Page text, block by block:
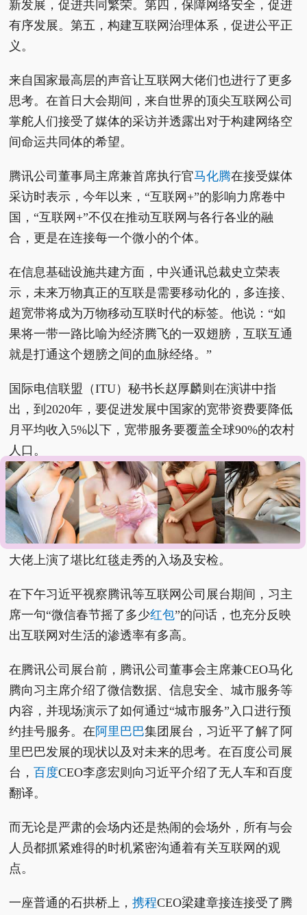
新发展，促进共同繁荣。第四，保障网络安全，促进
有序发展。第五，构建互联网治理体系，促进公平正
义。
来自国家最高层的声音让互联网大佬们也进行了更多
思考。在首日大会期间，来自世界的顶尖互联网公司
掌舵人们接受了媒体的采访并透露出对于构建网络空
间命运共同体的希望。
腾讯公司董事局主席兼首席执行官马化腾在接受媒体
采访时表示，今年以来，“互联网+”的影响力席卷中
国，“互联网+”不仅在推动互联网与各行各业的融
合，更是在连接每一个微小的个体。
在信息基础设施共建方面，中兴通讯总裁史立荣表
示，未来万物真正的互联是需要移动化的，多连接、
超宽带将成为万物移动互联时代的标签。他说：“如
果将一带一路比喻为经济腾飞的一双翅膀，互联互通
就是打通这个翅膀之间的血脉经络。”
国际电信联盟（ITU）秘书长赵厚麟则在演讲中指
出，到2020年，要促进发展中国家的宽带资费要降低
月平均收入5%以下，宽带服务要覆盖全球90%的农村
人口。
习近平主席视察互联网公司展台
同时，第二届世界互联网大会首日热闹的场面持续上
演。早上开幕式前夕，面对媒体的围追堵截，互联网
大佬上演了堪比红毯走秀的入场及安检。
在下午习近平视察腾讯等互联网公司展台期间，习主
席一句“微信春节摇了多少红包”的问话，也充分反映
出互联网对生活的渗透率有多高。
在腾讯公司展台前，腾讯公司董事会主席兼CEO马化
腾向习主席介绍了微信数据、信息安全、城市服务等
内容，并现场演示了如何通过“城市服务”入口进行预
约挂号服务。在阿里巴巴集团展台，习近平了解了阿
里巴巴发展的现状以及对未来的思考。在百度公司展
台，百度CEO李彦宏则向习近平介绍了无人车和百度
翻译。
而无论是严肃的会场内还是热闹的会场外，所有与会
人员都抓紧难得的时机紧密沟通着有关互联网的观
点。
一座普通的石拱桥上，携程CEO梁建章接连接受了腾